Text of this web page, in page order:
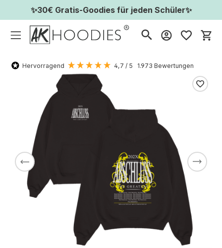
✨30€ Gratis-Goodies für jeden Schüler✨
Hervorragend 4,7 / 5 1.973 Bewertungen